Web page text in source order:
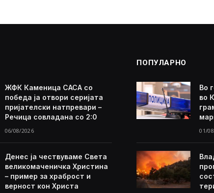
ЖФК Каменица САСА со
победа ја отвори серијата
пријателски натпревари –
Речица совладана со 2:0
06/08/2026
Денес ја чествуваме Света
великомаченичка Христина
– пример за храброст и
верност кон Христа
ПОПУЛАРНО
Во
во
01/